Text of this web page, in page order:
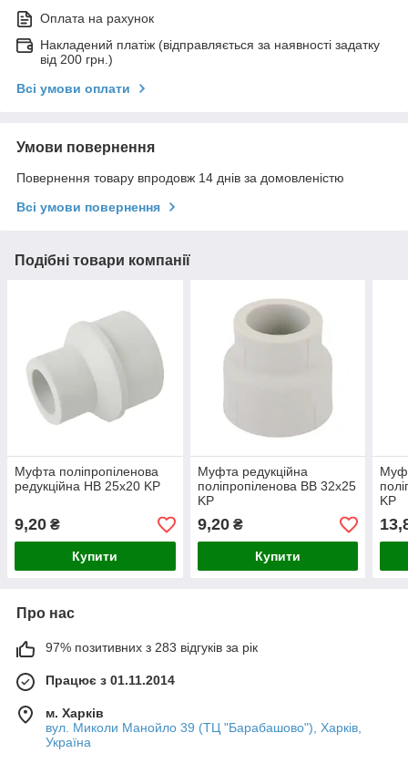
Оплата на рахунок
Накладений платіж (відправляється за наявності задатку
від 200 грн.)
Всі умови оплати
Умови повернення
Повернення товару впродовж 14 днів за домовленістю
Всі умови повернення
Подібні товари компанії
Муфта поліпропіленова
редукційна НВ 25x20 KP
9,20 ₴
Купити
Муфта редукційна
поліпропіленова ВВ 32x25
KP
9,20₴
Купити
KP
Про нас
97% позитивних з 283 відгуків за рік
Працює з 01.11.2014
м. Харків
вул. Миколи Манойло 39 (ТЦ "Барабашово"), Харків,
Україна